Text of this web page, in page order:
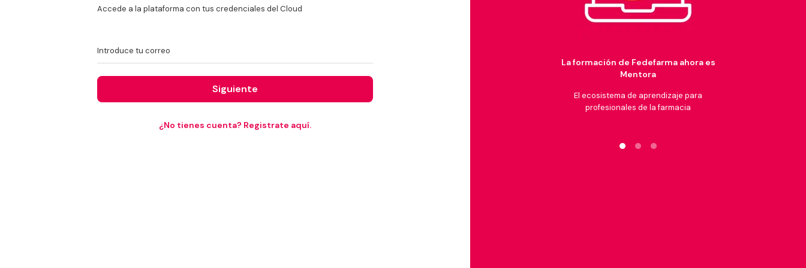
Accede a la plataforma con tus credenciales del Cloud
Introduce tu correo
Siguiente
¿No tienes cuenta? Registrate aquí.
La formación de Fedefarma ahora es
Mentora​
El ecosistema de aprendizaje ​para
profesionales de la farmacia